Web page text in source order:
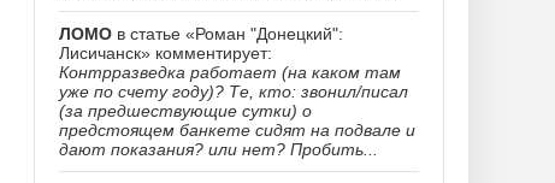
ЛОМО в статье «Роман "Донецкий":
Лисичанск» комментирует:
Контрразведка работает (на каком там
уже по счету году)? Те, кто: звонил/писал
(за предшествующие сутки) о
предстоящем банкете сидят на подвале и
дают показания? или нет? Пробить...